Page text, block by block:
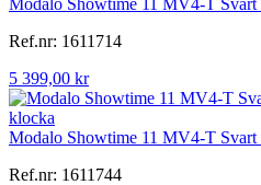
Ref.nr: 1611714
5 399,00 kr
Modalo Showtime 11 MV4-T
Ref.nr: 1611744